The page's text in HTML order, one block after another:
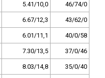
5.41/10,0 46/74/0
6.67/12,3 43/62/0
6.01/11,1 40/0/58
7.30/13,5 37/0/46
8.03/14,8 35/0/40